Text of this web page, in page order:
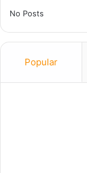
No Posts
Popular